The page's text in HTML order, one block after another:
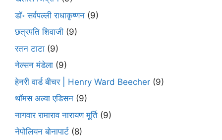
डॉ॰ सर्वपल्ली राधाकृष्णन (9)
छत्रपति शिवाजी (9)
रतन टाटा (9)
नेल्सन मंडेला (9)
हेनरी वार्ड बीचर | Henry Ward Beecher (9)
थॉमस अल्वा एडिसन (9)
नागवार रामाराव नारायण मूर्ति (9)
नेपोलियन बोनापार्ट (8)